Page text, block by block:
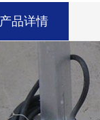
产品详情